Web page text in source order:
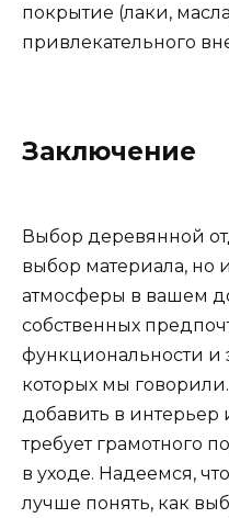
покрытие (лаки,
привлекательного
Заключение
Выбор деревянной
выбор материала, но
атмосферы в вашем
собственных
функциональности и
которых мы
добавить в интерьер
требует грамотного
в уходе. Надеемся,
лучше понять, как